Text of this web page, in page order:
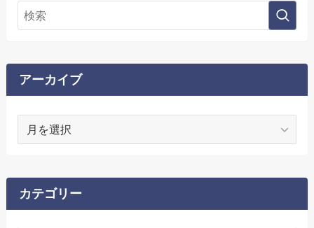
アーカイブ
イ
ブ
カテゴリー